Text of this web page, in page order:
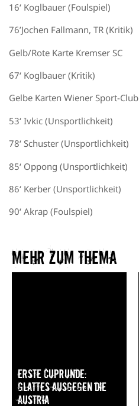
16‘ Koglbauer (Foulspiel)
76’Jochen Fallmann, TR (Kritik)
Gelb/Rote Karte Kremser SC
67‘ Koglbauer (Kritik)
Gelbe Karten Wiener Sport-Club
53‘ Ivkic (Unsportlichkeit)
78‘ Schuster (Unsportlichkeit)
85‘ Oppong (Unsportlichkeit)
86‘ Kerber (Unsportlichkeit)
90‘ Akrap (Foulspiel)
Mehr zum Thema​
Erste Cuprunde:
Glattes Ausgegen die
Austria